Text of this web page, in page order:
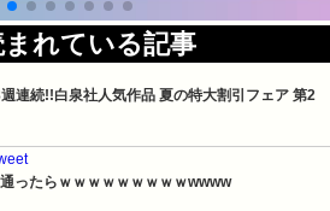
れている記事
連続!!白泉社人気作品 夏の特大割引フェア 第2
ったらｗｗｗｗｗｗｗｗｗwwww